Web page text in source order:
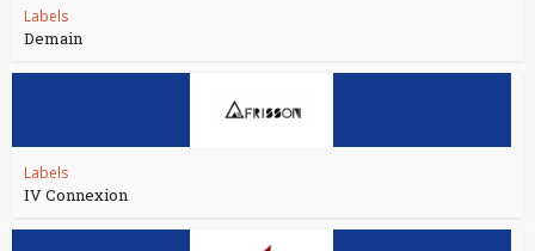
Labels
Demain
Labels
IV Connexion